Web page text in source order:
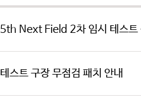
5th Next Field 2차 임시 테스트
테스트 구장 무점검 패치 안내